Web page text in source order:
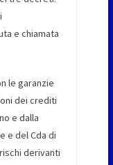
e chiamata
le garanzie
dei crediti
e dalla
e del Cda di
derivanti